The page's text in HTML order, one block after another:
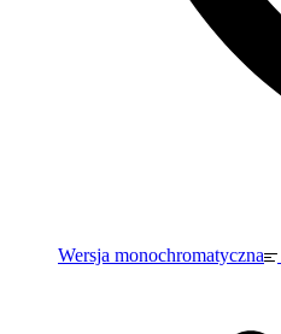
Wersja monochromatyczna